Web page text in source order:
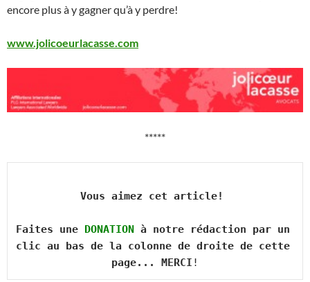
encore plus à y gagner qu’à y perdre!
www.jolicoeurlacasse.com
*****
Vous aimez cet article!
Faites une DONATION à notre rédaction par un
clic au bas de la colonne de droite de cette
page... MERCI !